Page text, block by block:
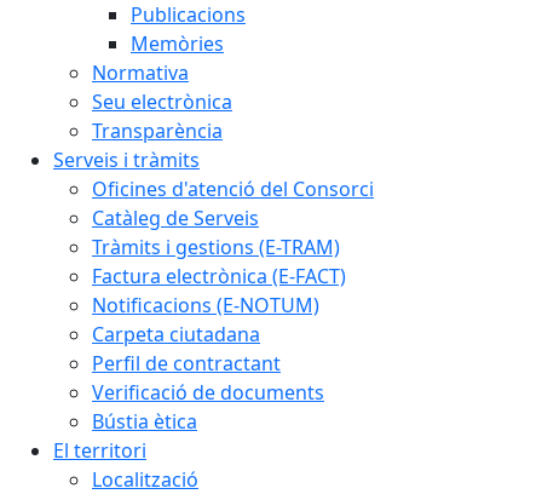
Publicacions
Memòries
Normativa
Seu electrònica
Transparència
Serveis i tràmits
Oficines d'atenció del Consorci
Catàleg de Serveis
Tràmits i gestions (E-TRAM)
Factura electrònica (E-FACT)
Notificacions (E-NOTUM)
Carpeta ciutadana
Perfil de contractant
Verificació de documents
Bústia ètica
El territori
Localització